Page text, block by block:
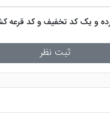
و یک کد تخفیف و کد قرعه
ثبت نظر